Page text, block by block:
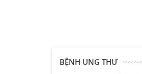
BỆNH UNG THƯ